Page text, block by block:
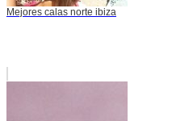
Mejores calas norte ibiza